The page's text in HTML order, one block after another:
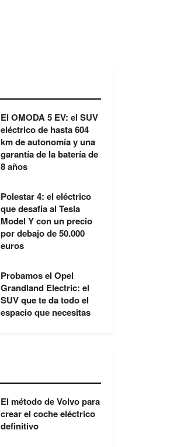
El OMODA 5 EV: el SUV
eléctrico de hasta 604
km de autonomía y una
garantía de la batería de
8 años
Polestar 4: el eléctrico
que desafía al Tesla
Model Y con un precio
por debajo de 50.000
euros
Probamos el Opel
Grandland Electric: el
SUV que te da todo el
espacio que necesitas
El método de Volvo para
crear el coche eléctrico
definitivo